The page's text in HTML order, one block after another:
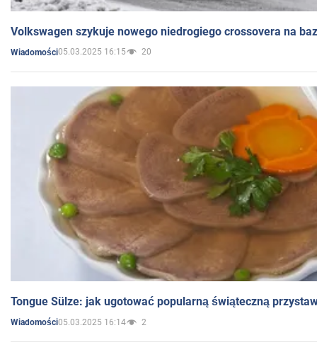
Volkswagen szykuje nowego niedrogiego crossovera na
Wiadomości05.03.2025 16:15 20
Tongue Sülze: jak ugotować popularną świąteczną
Wiadomości05.03.2025 16:14 2